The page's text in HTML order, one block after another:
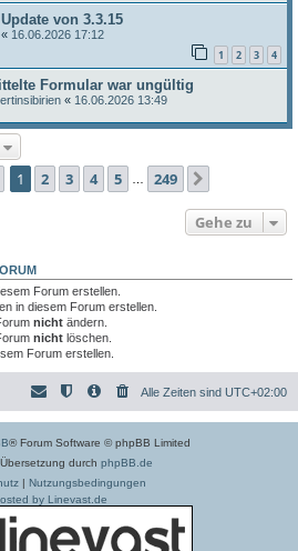
von 3.3.15
« 16.06.2026 17:12
1 2 3 4
Formular war ungültig
« 16.06.2026 13:49
1von 249
1 2 3 4 5 249
Gehe zu
Forum erstellen.
in diesem Forum erstellen.
nicht ändern.
nicht löschen.
Forum erstellen.
Alle Zeiten sind UTC+02:00
® Forum Software © phpBB Limited
durch phpBB.de
| Nutzungsbedingungen
by Linevast.de